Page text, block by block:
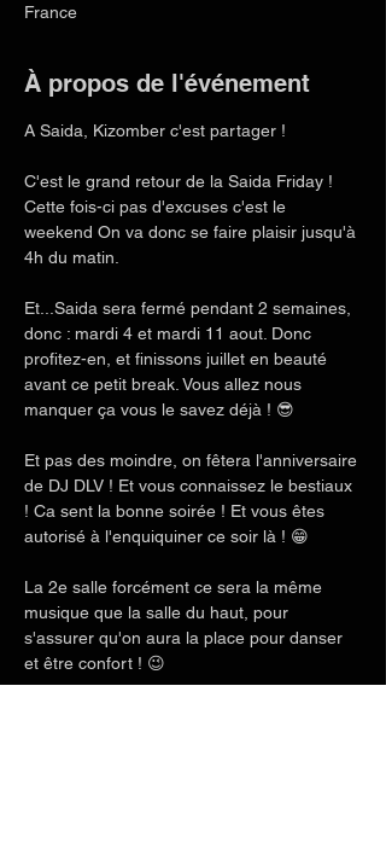
France
À propos de l'événement
A Saida, Kizomber c'est partager !
C'est le grand retour de la Saida Friday !
Cette fois-ci pas d'excuses c'est le
weekend On va donc se faire plaisir jusqu'à
4h du matin.
Et...Saida sera fermé pendant 2 semaines,
donc : mardi 4 et mardi 11 aout. Donc
profitez-en, et finissons juillet en beauté
avant ce petit break. Vous allez nous
manquer ça vous le savez déjà ! 😎
Et pas des moindre, on fêtera l'anniversaire
de DJ DLV ! Et vous connaissez le bestiaux
! Ca sent la bonne soirée ! Et vous êtes
autorisé à l'enquiquiner ce soir là ! 😁
La 2e salle forcément ce sera la même
musique que la salle du haut, pour
s'assurer qu'on aura la place pour danser
et être confort ! 😉